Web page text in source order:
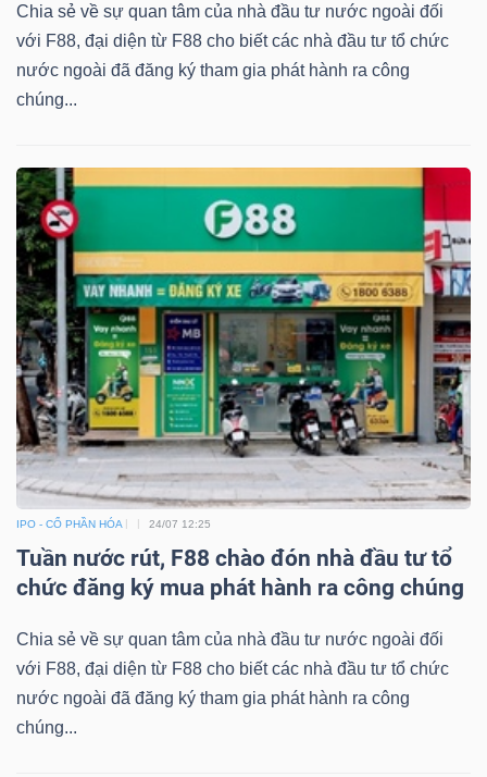
Chia sẻ về sự quan tâm của nhà đầu tư nước ngoài đối
với F88, đại diện từ F88 cho biết các nhà đầu tư tổ chức
nước ngoài đã đăng ký tham gia phát hành ra công
chúng...
IPO - CỔ PHẦN HÓA 24/07 12:25
Tuần nước rút, F88 chào đón nhà đầu tư tổ
chức đăng ký mua phát hành ra công chúng
Chia sẻ về sự quan tâm của nhà đầu tư nước ngoài đối
với F88, đại diện từ F88 cho biết các nhà đầu tư tổ chức
nước ngoài đã đăng ký tham gia phát hành ra công
chúng...